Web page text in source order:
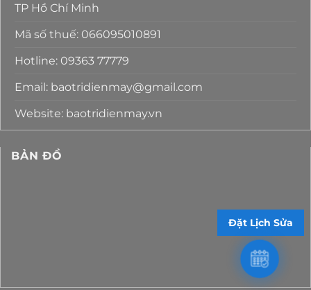
TP Hồ Chí Minh
Mã số thuế: 066095010891
Hotline: 09363 77779
Email: baotridienmay@gmail.com
Website: baotridienmay.vn
BẢN ĐỒ
Đặt Lịch Sửa